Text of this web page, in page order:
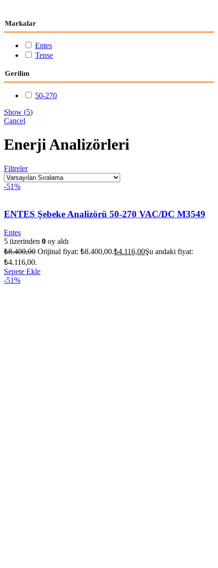
Markalar
Entes
Tense
Gerilim
50-270
Show (5)
Cancel
Enerji Analizörleri
Filtreler
-51%
ENTES Şebeke Analizörü 50-270 VAC/DC M3549
Entes
5 üzerinden 0 oy aldı
₺8.400,00 Orijinal fiyat: ₺8.400,00.₺4.116,00Şu andaki fiyat:
₺4.116,00.
Sepete Ekle
-51%